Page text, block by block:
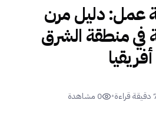
عمل: دليل مرن
في منطقة الشرق
دقيقة قراءة•
0 مشاهدة